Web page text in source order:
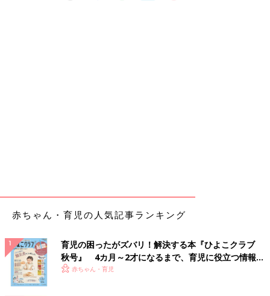
赤ちゃん・育児の人気記事ランキング
育児の困ったがズバリ！解決する本『ひよこクラブ
秋号』 4カ月～2才になるまで、育児に役立つ情報が
いっぱい！
赤ちゃん・育児